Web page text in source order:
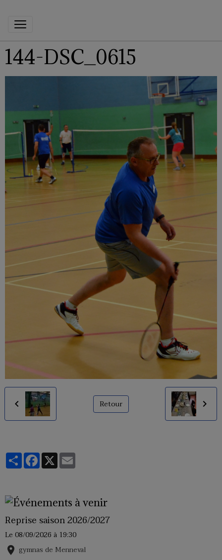
144-DSC_0615
Retour
PartagerFacebook
X
Reprise saison 2026/2027
Le 08/09/2026 à 19:30
gymnas de Menneval